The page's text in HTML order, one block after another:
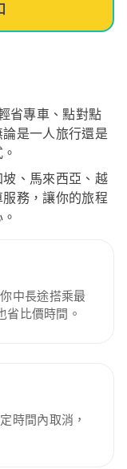
省專車、點對點
是一人旅行還是
、馬來西亞、越
務，讓你的旅程
中長途搭乘最
省比價時間。
時間內取消，